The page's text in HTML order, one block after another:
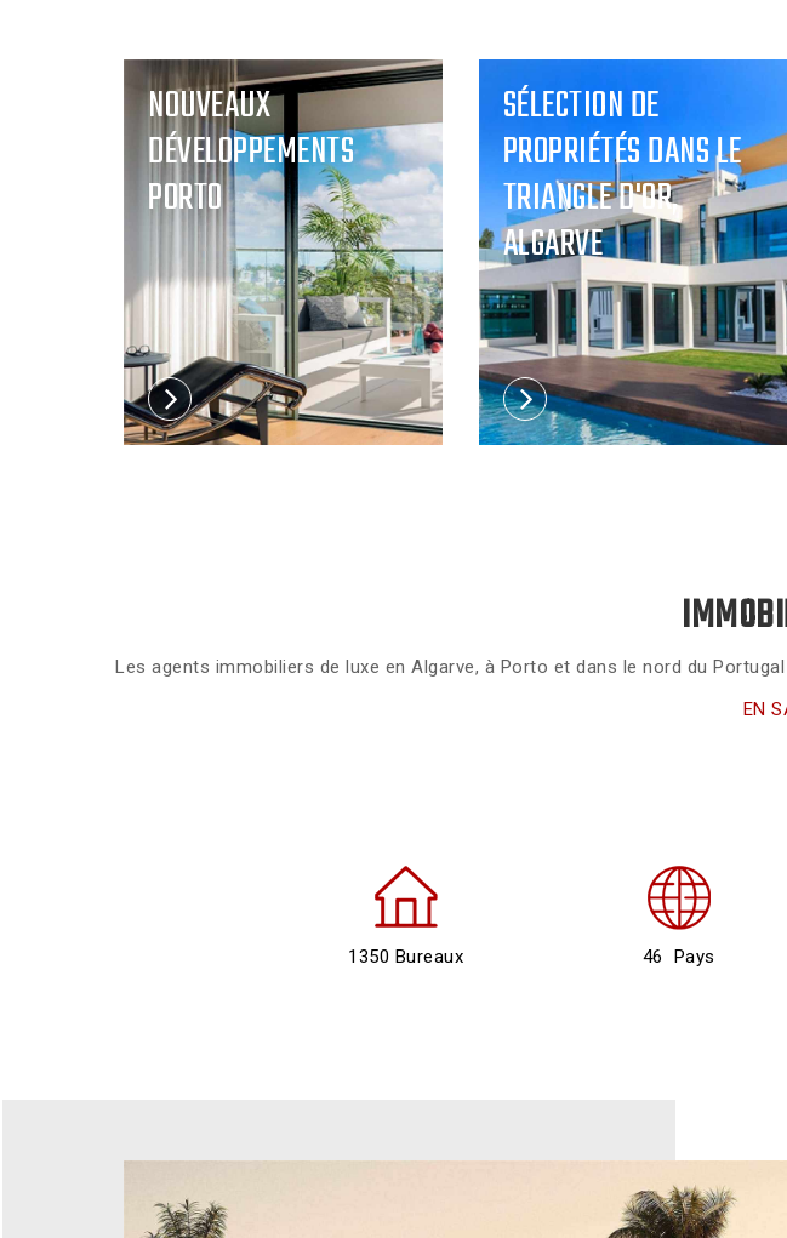
NOUVEAUX
DÉVELOPPEMENTS
PORTO
SÉLECTION DE
PROPRIÉTÉS DANS LE
TRIANGLE D'OR,
ALGARVE
Les agents immobiliers de luxe en Algarve, à Porto et dans le nord du
EN
1350 Bureaux 46 Pays